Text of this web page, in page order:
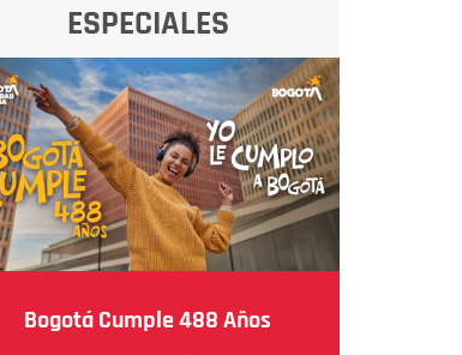
ESPECIALES
Bogotá Cumple 488 Años